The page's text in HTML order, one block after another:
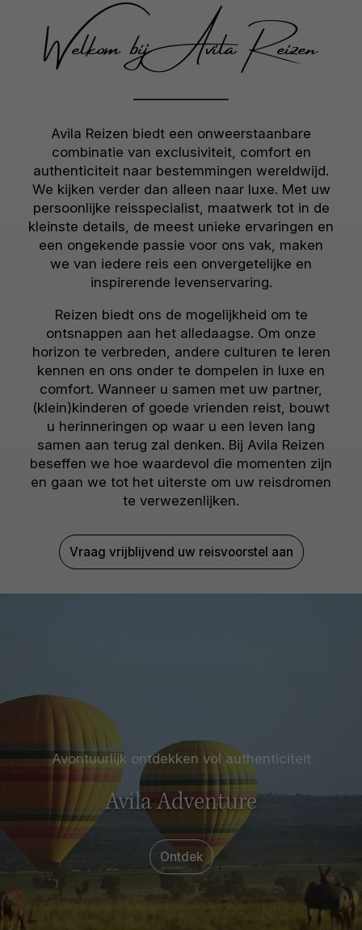
Welkom bij Avila Reizen
Avila Reizen biedt een onweerstaanbare
combinatie van exclusiviteit, comfort en
authenticiteit naar bestemmingen wereldwijd.
We kijken verder dan alleen naar luxe. Met uw
persoonlijke reisspecialist, maatwerk tot in de
kleinste details, de meest unieke ervaringen en
een ongekende passie voor ons vak, maken
we van iedere reis een onvergetelijke en
inspirerende levenservaring.
Reizen biedt ons de mogelijkheid om te
ontsnappen aan het alledaagse. Om onze
horizon te verbreden, andere culturen te leren
kennen en ons onder te dompelen in luxe en
comfort. Wanneer u samen met uw partner,
(klein)kinderen of goede vrienden reist, bouwt
u herinneringen op waar u een leven lang
samen aan terug zal denken. Bij Avila Reizen
beseffen we hoe waardevol die momenten zijn
en gaan we tot het uiterste om uw reisdromen
te verwezenlijken.
Vraag vrijblijvend uw reisvoorstel aan
Avontuurlijk ontdekken vol authenticiteit
Avila Adventure
Ontdek